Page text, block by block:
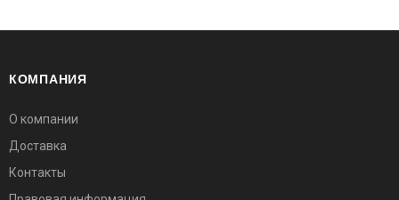
КОМПАНИЯ
О компании
Доставка
Контакты